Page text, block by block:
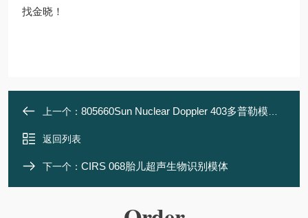
找金晓！
上一个： 805660Sun Nuclear Doppler 403多普勒模体1425B
返回列表
下一个： CIRS 068胎儿超声生物识别模体